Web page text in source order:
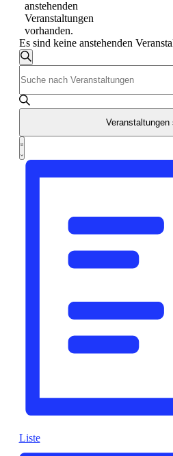
anstehenden
Veranstaltungen
vorhanden.
Es sind keine anstehenden
Veranstaltungen
Suche
und
Ansichten,
Navigation
Suche
Schlüsselwort
eingeben.
Suche
Veranstaltungen
Schlüsselwort.
Veranstaltungen
Veranstaltung
Navigation
Liste
Liste